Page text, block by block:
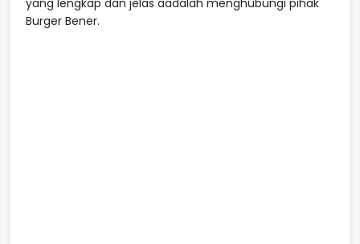
yang lengkap dan jelas aadalah menghubungi pihak
Burger Bener.